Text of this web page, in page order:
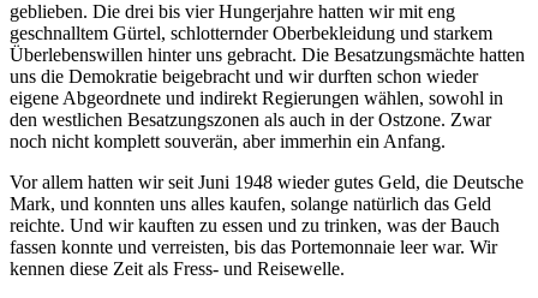
geblieben. Die drei bis vier Hungerjahre hatten wir mit eng
geschnalltem Gürtel, schlotternder Oberbekleidung und starkem
Überlebenswillen hinter uns gebracht. Die Besatzungsmächte hatten
uns die Demokratie beigebracht und wir durften schon wieder
eigene Abgeordnete und indirekt Regierungen wählen, sowohl in
den westlichen Besatzungszonen als auch in der Ostzone. Zwar
noch nicht komplett souverän, aber immerhin ein Anfang.
Vor allem hatten wir seit Juni 1948 wieder gutes Geld, die Deutsche
Mark, und konnten uns alles kaufen, solange natürlich das Geld
reichte. Und wir kauften zu essen und zu trinken, was der Bauch
fassen konnte und verreisten, bis das Portemonnaie leer war. Wir
kennen diese Zeit als Fress- und Reisewelle.